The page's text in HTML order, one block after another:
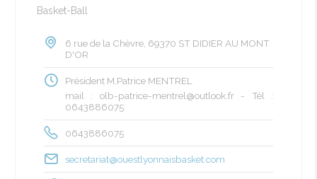
Basket-Ball
6 rue de la Chèvre, 69370 ST DIDIER AU MONT
D'OR
Président M.Patrice MENTREL
mail : olb-patrice-mentrel@outlook.fr - Tél :
0643886075
0643886075
secretariat@ouestlyonnaisbasket.com